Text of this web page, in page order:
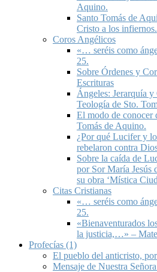
Aquino.
Santo Tomás de
Cristo a los infiernos.
Coros Angélicos
«… seréis como
25.
Sobre Órdenes y
Escrituras
Ángeles: Jerarquía
Teología de Sto.
El modo de conocer
Tomás de Aquino.
¿Por qué Lucifer y
rebelaron contra
Sobre la caída de
por Sor María Jesús
su obra ‘Mística
Citas Cristianas
«… seréis como
25.
«Bienaventurados
la justicia,…» –
Profecías (1)
El pueblo del anticristo,
Mensaje de Nuestra